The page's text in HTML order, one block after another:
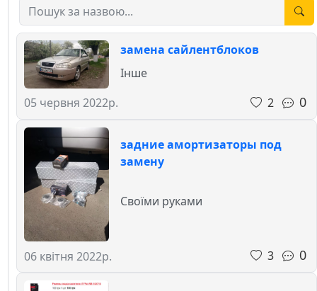
замена сайлентблоков
05 червня 2022р.
Інше
2
0
задние амортизаторы под
замену
06 квітня 2022р.
Своїми руками
3 0